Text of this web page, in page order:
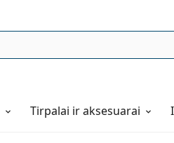
Tirpalai ir aksesuarai